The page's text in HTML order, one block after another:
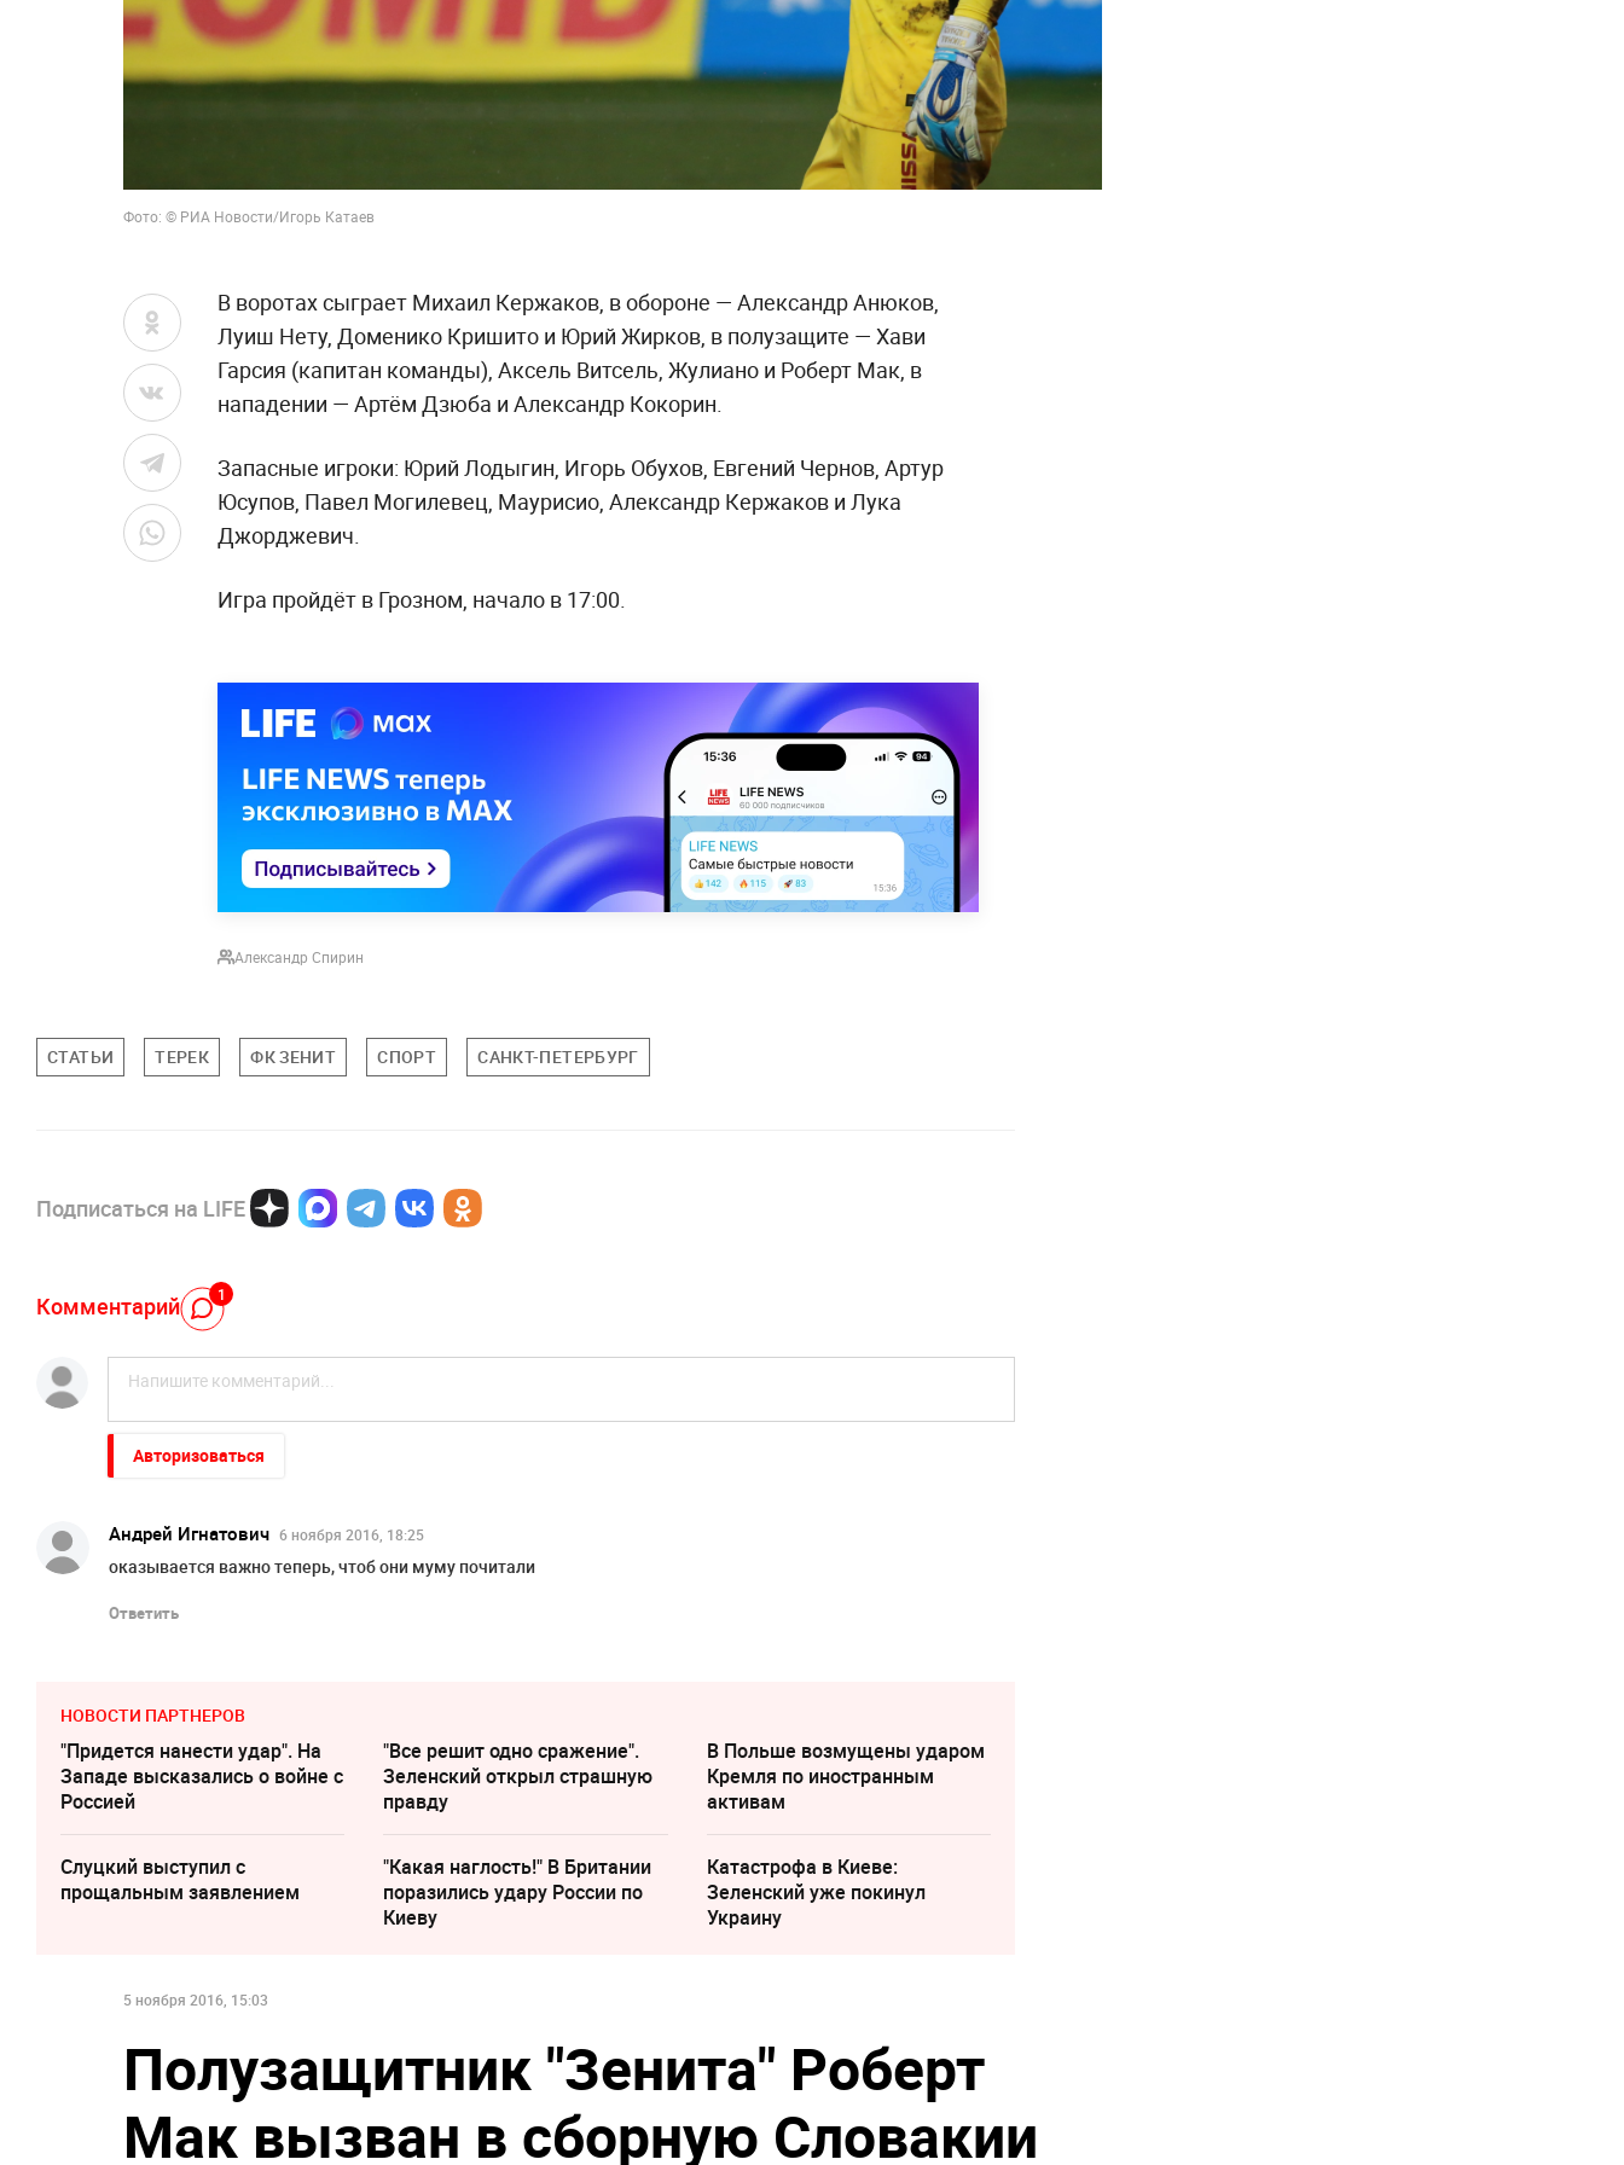
Фото: © РИА Новости/Игорь Катаев
В воротах сыграет Михаил Кержаков, в обороне — Александр Анюков,
Луиш Нету, Доменико Кришито и Юрий Жирков, в полузащите — Хави
Гарсия (капитан команды), Аксель Витсель, Жулиано и Роберт Мак, в
нападении — Артём Дзюба и Александр Кокорин.
Запасные игроки: Юрий Лодыгин, Игорь Обухов, Евгений Чернов, Артур
Юсупов, Павел Могилевец, Маурисио, Александр Кержаков и Лука
Джорджевич.
Игра пройдёт в Грозном, начало в 17:00.
Александр Спирин
СТАТЬИ ТЕРЕК ФК ЗЕНИТ СПОРТ САНКТ-ПЕТЕРБУРГ
Подписаться на LIFE
Комментарий 1
Авторизоваться
Андрей Игнатович 6 ноября 2016, 18:25
оказывается важно теперь, чтоб они муму почитали
Ответить
НОВОСТИ ПАРТНЕРОВ
"Придется нанести удар". На
Западе высказались о войне с
Россией
"Все решит одно сражение".
Зеленский открыл страшную
правду
В Польше возмущены ударом
Кремля по иностранным
активам
Слуцкий выступил с
прощальным заявлением
"Какая наглость!" В Британии
поразились удару России по
Киеву
Катастрофа в Киеве:
Зеленский уже покинул
Украину
5 ноября 2016, 15:03
Полузащитник "Зенита" Роберт
Мак вызван в сборную Словакии